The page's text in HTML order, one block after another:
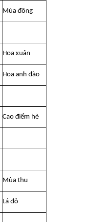
Mùa đông
Hoa xuân
Hoa anh đào
Cao điểm hè
Mùa thu
Lá đỏ